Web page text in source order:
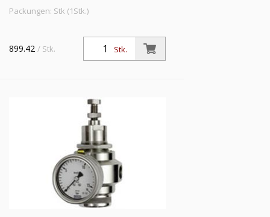
Packungen: Stk (1Stk.)
Stk.
899.42 / Stk.